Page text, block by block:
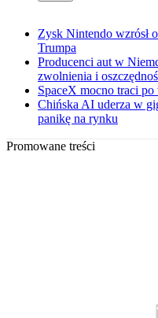
Zysk Nintendo wzrósł
Trumpa
Producenci aut w
zwolnienia i
SpaceX mocno traci
Chińska AI uderza w
panikę na rynku
Promowane treści